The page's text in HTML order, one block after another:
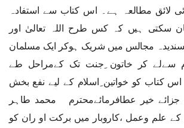
لائق مطالعہ ہے۔ اس کتاب سے استفادہ
سکتی ہیں کہ کس طرح اللہ تعالیٰ اور
مجالس میں شریک ہوکر ایک مسلمان
سےلے کر خاتون ِجنت تک کےمراحل طے
کتاب کو خواتین ِاسلام کے لیے نفع بخش
جزائے خیر عطافرمائےمحترم محمد طاہر
علم وعمل ،کاروبار میں برکت او ران کو